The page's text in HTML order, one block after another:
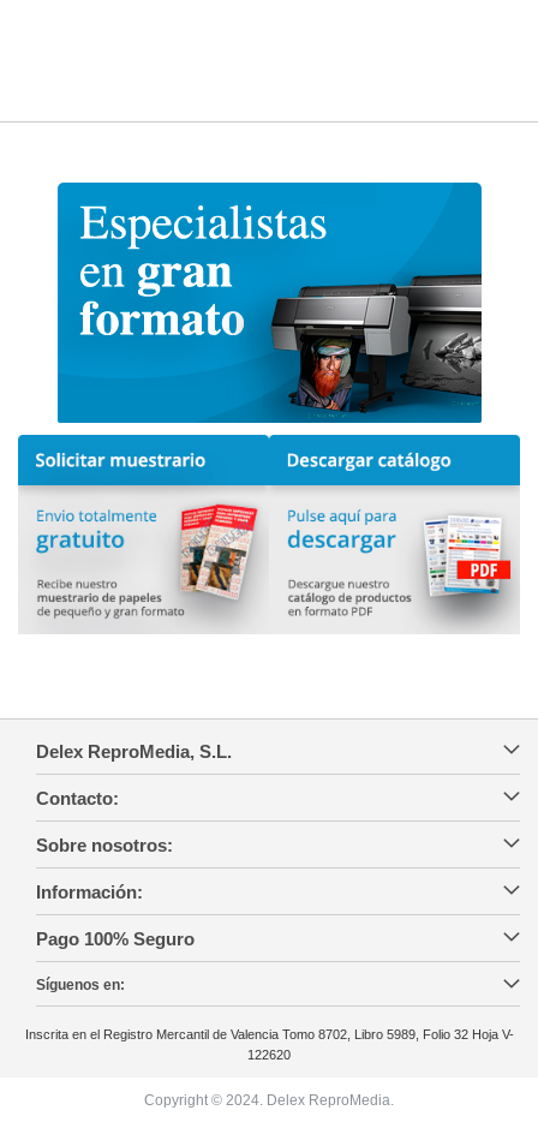
Delex ReproMedia, S.L.
Contacto:
Sobre nosotros:
Información:
Pago 100% Seguro
Síguenos en:
Inscrita en el Registro Mercantil de Valencia Tomo 8702, Libro 5989, Folio 32 Hoja V-
122620
Copyright © 2024. Delex ReproMedia.